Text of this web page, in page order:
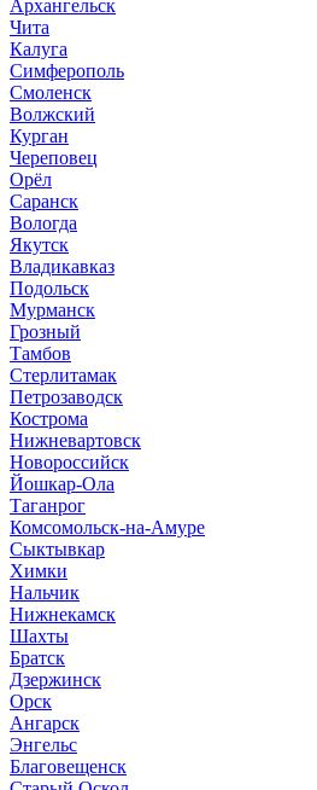
Архангельск
Чита
Калуга
Симферополь
Смоленск
Волжский
Курган
Череповец
Орёл
Саранск
Вологда
Якутск
Владикавказ
Подольск
Мурманск
Грозный
Тамбов
Стерлитамак
Петрозаводск
Кострома
Нижневартовск
Новороссийск
Йошкар-Ола
Таганрог
Комсомольск-на-Амуре
Сыктывкар
Химки
Нальчик
Нижнекамск
Шахты
Братск
Дзержинск
Орск
Ангарск
Энгельс
Благовещенск